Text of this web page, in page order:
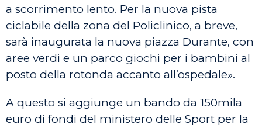
a scorrimento lento. Per la nuova pista
ciclabile della zona del Policlinico, a breve,
sarà inaugurata la nuova piazza Durante, con
aree verdi e un parco giochi per i bambini al
posto della rotonda accanto all’ospedale».
A questo si aggiunge un bando da 150mila
euro di fondi del ministero delle Sport per la